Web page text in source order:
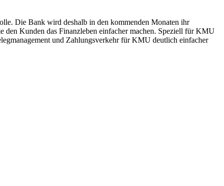
Die Bank wird deshalb in den kommenden Monaten ihr
den Kunden das Finanzleben einfacher machen. Speziell für KMU
und Zahlungsverkehr für KMU deutlich einfacher